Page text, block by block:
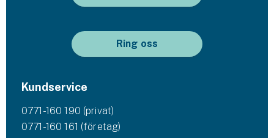
Ring oss
Kundservice
0771-160 190 (privat)
0771-160 161 (företag)